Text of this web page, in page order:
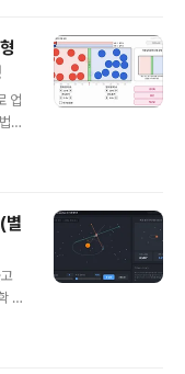
업
칙,
르
려
별
교